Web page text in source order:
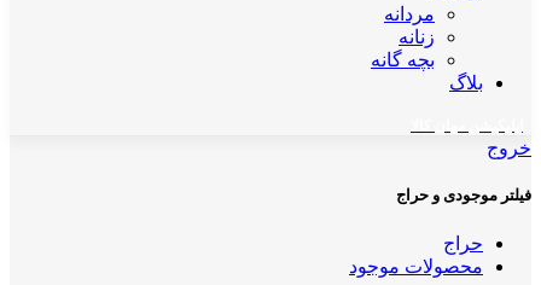
مردانه
زنانه
بچه گانه
بلاگ
خروج
فیلتر موجودی و حراج
حراج
محصولات موجود